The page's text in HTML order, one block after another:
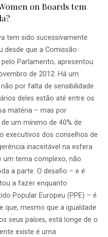
on Boards tem
tem sido sucessivamente
desde que a Comissão
Parlamento, apresentou
de 2012. Há um
por falta de sensibilidade
deles estão até entre os
matéria – mas por
um mínimo de 40% de
executivos dos conselhos de
inaceitável na esfera
um tema complexo, não
a parte. O desafio – e é
a fazer enquanto
Popular Europeu (PPE) – é
que, mesmo que a igualdade
seus países, está longe de o
existe é uma